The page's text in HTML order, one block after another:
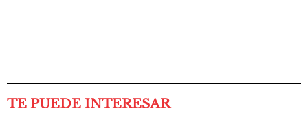
TE PUEDE INTERESAR